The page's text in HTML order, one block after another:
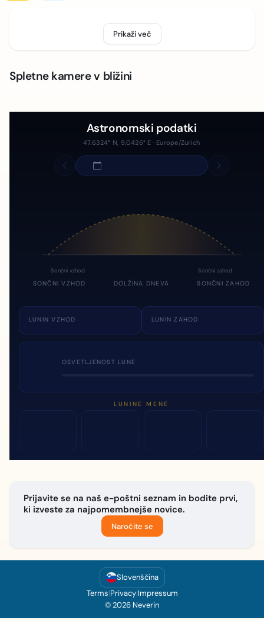
Prikaži več
Spletne kamere v bližini
Astronomski podatki
47.6324° N, 9.0426° E · Europe/Zurich
Sončni vzhod Sončni zahod
SONČNI VZHOD DOLŽINA DNEVA SONČNI ZAHOD
LUNIN VZHOD LUNIN ZAHOD
OSVETLJENOST LUNE
LUNINE MENE
Prijavite se na naš e-poštni seznam in bodite prvi,
ki izveste za najpomembnejše novice.
Naročite se
Slovenščina
Terms|Privacy|Impressum
© 2026 Neverin